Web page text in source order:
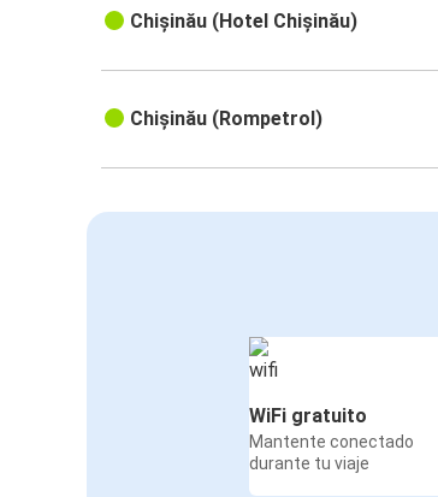
Chișinău (Hotel Chișinău)
Chișinău (Rompetrol)
WiFi gratuito
Mantente conectado
durante tu viaje